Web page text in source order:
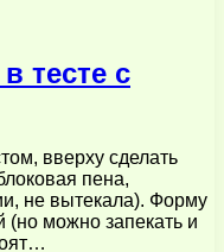
тесте с
вверху сделать
пена,
не вытекала). Форму
(но можно запекать и